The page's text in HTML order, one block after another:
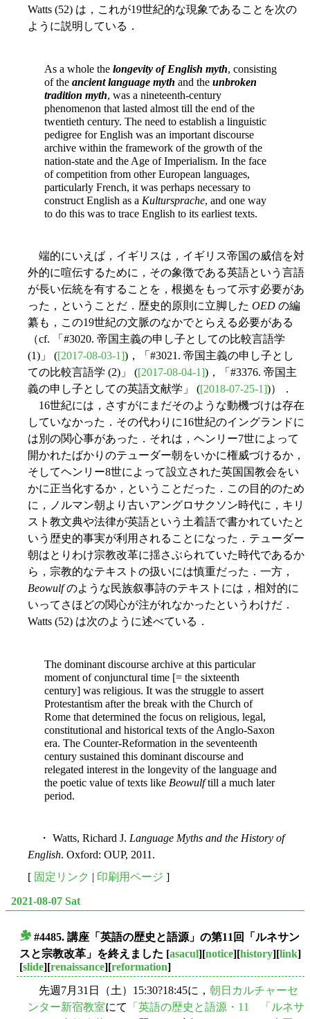
Watts (52) は，これが19世紀的な現象であることを次の
ように説明している．
As a whole the longevity of English myth, consisting
of the ancient language myth and the unbroken
tradition myth, was a nineteenth-century
phenomenon that lasted almost till the end of the
twentieth century. The need to establish a linguistic
pedigree for English was an important discourse
archive within the framework of the growth of the
nation-state and the Age of Imperialism. In the face
of competition from other European languages,
particularly French, it was perhaps necessary to
construct English as a Kultursprache, and one way
to do this was to trace English to its earliest texts.
端的にいえば，イギリスは，イギリス帝国の威信を対
外的に喧伝するために，その象徴である英語という言語
が長い伝統を有することを，根拠をもって示す必要があ
った，ということだ．歴史的原則に立脚した OED の編
纂も，この19世紀の文脈のなかでとらえる必要がある
（cf. 「#3020. 帝国主義の申し子としての比較言語学
(1)」 ([2017-08-03-1])，「#3021. 帝国主義の申し子とし
ての比較言語学 (2)」 ([2017-08-04-1])，「#3376. 帝国主
義の申し子としての英語文献学」 ([2018-07-25-1])）．
16世紀には，さすがにまだそのような動機づけは存在
していなかった．その代わりに16世紀のイングランドに
は別の関心事があった．それは，ヘンリー7世によって
開かれたばかりのテューダー朝をいかに権威づけるか，
そしてヘンリー8世によって設立された英国国教会をい
かに正当化するか，ということだった．この目的のため
に，ノルマン朝より古いアングロサクソン時代に，キリ
スト教文典や法律が英語という土着語で書かれていたと
いう歴史的事実が利用されることになった．テューダー
朝はとりわけ宗教改革に揺さぶられていた時代であるか
ら，宗教的なテキストの扱いには慎重だった．一方，
Beowulfのような民族叙事詩のテキストには，相対的に
いってさほどの関心が注がれなかったというわけだ．
Watts (52) は次のように述べている．
The dominant discourse archive at this particular
moment of conjunctural time [= the sixteenth
century] was religious. It was the struggle to assert
Protestantism after the break with the Church of
Rome that determined the focus on religious, legal,
constitutional and historical texts of the Anglo-Saxon
era. The Counter-Reformation in the seventeenth
century sustained this dominant discourse and
relegated interest in the longevity of the language and
the poetic value of texts like Beowulftill a much later
period.
・ Watts, Richard J. Language Myths and the History of
English. Oxford: OUP, 2011.
[ 固定リンク | 印刷用ページ ]
2021-08-07 Sat
#4485. 講座「英語の歴史と語源」の第11回「ルネサン
スと宗教改革」を終えました [asacul][notice][history][link]
[slide][renaissance][reformation]
先週7月31日（土）15:30?18:45に， 朝日カルチャーセ
ンター新宿教室にて
「英語の歴史と語源・11 「ルネサ